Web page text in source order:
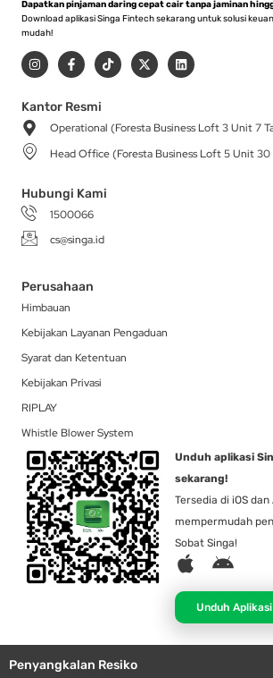
Dapatkan pinjaman daring cepat cair tanpa jaminan
Download aplikasi Singa Fintech sekarang untuk solusi
mudah!
I
n
s
a
g
r
a
m
F
a
c
b
o
-
T
i
k
X
-
t
t
r
L
i
n
i
Kantor Resmi
Operational (Foresta Business Loft 3 Unit 7
Head Office (Foresta Business Loft 5 Unit 30
Hubungi Kami
1500066
cs@singa.id
Perusahaan
Himbauan
Kebijakan Layanan Pengaduan
Syarat dan Ketentuan
Kebijakan Privasi
RIPLAY
Whistle Blower System
Unduh aplikasi
sekarang!
Tersedia di iOS
mempermudah
Sobat Singa!
A
p
l
e
A
d
r
o
Unduh Aplikasi
Penyangkalan Resiko